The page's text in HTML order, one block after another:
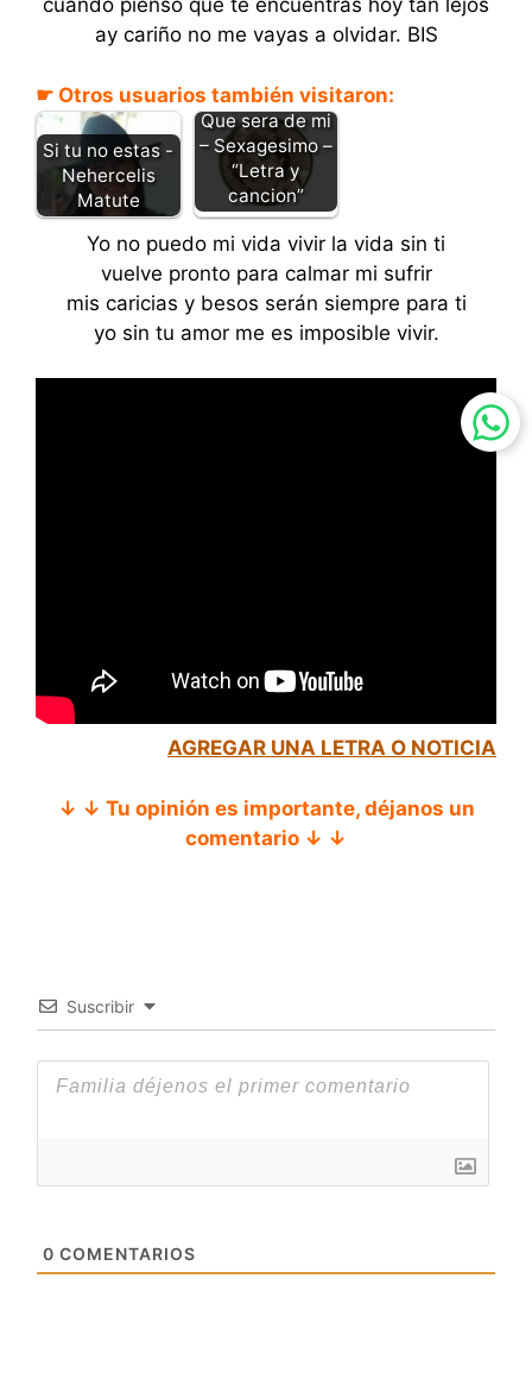
cuando pienso que te encuentras hoy tan lejos
ay cariño no me vayas a olvidar. BIS
☛ Otros usuarios también visitaron:
Si tu no estas -
Nehercelis
Matute
Que sera de mi
– Sexagesimo –
“Letra y
cancion”
Yo no puedo mi vida vivir la vida sin ti
vuelve pronto para calmar mi sufrir
mis caricias y besos serán siempre para ti
yo sin tu amor me es imposible vivir.
AGREGAR UNA LETRA O NOTICIA
↓ ↓ Tu opinión es importante, déjanos un
comentario ↓ ↓
Suscribir
0 COMENTARIOS